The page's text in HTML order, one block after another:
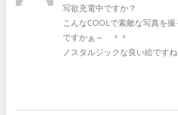
写欲充電中ですか？
こんなCOOLで素敵な写真を
ですかぁ～ ＾＾
ノスタルジックな良い絵ですね